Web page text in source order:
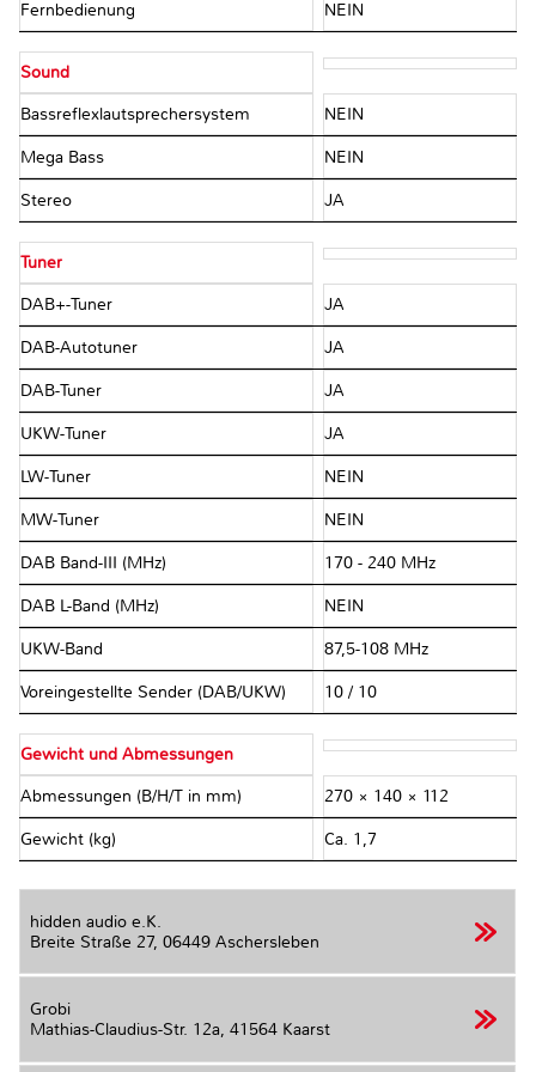
Fernbedienung NEIN
Sound
Bassreflexlautsprechersystem NEIN
Mega Bass NEIN
Stereo JA
Tuner
DAB+-Tuner JA
DAB-Autotuner JA
DAB-Tuner JA
UKW-Tuner JA
LW-Tuner NEIN
MW-Tuner NEIN
DAB Band-III (MHz) 170 - 240 MHz
DAB L-Band (MHz) NEIN
UKW-Band 87,5-108 MHz
Voreingestellte Sender (DAB/UKW) 10 / 10
Gewicht und Abmessungen
Abmessungen (B/H/T in mm) 270 × 140 × 112
Gewicht (kg) Ca. 1,7
hidden audio e.K.
Breite Straße 27, 06449 Aschersleben
Grobi
Mathias-Claudius-Str. 12a, 41564 Kaarst